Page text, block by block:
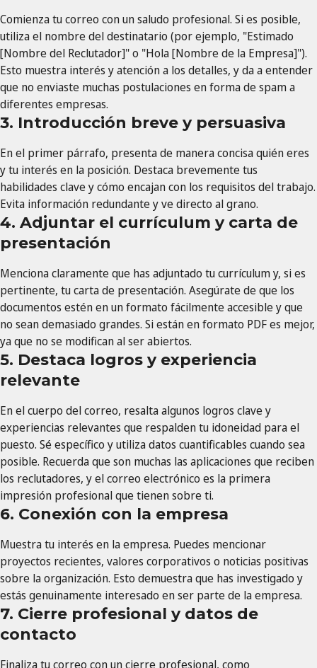
Comienza tu correo con un saludo profesional. Si es posible,
utiliza el nombre del destinatario (por ejemplo, "Estimado
[Nombre del Reclutador]" o "Hola [Nombre de la Empresa]").
Esto muestra interés y atención a los detalles, y da a entender
que no enviaste muchas postulaciones en forma de spam a
diferentes empresas.
3. Introducción breve y persuasiva
En el primer párrafo, presenta de manera concisa quién eres
y tu interés en la posición. Destaca brevemente tus
habilidades clave y cómo encajan con los requisitos del trabajo.
Evita información redundante y ve directo al grano.
4. Adjuntar el currículum y carta de
presentación
Menciona claramente que has adjuntado tu currículum y, si es
pertinente, tu carta de presentación. Asegúrate de que los
documentos estén en un formato fácilmente accesible y que
no sean demasiado grandes. Si están en formato PDF es mejor,
ya que no se modifican al ser abiertos.
5. Destaca logros y experiencia
relevante
En el cuerpo del correo, resalta algunos logros clave y
experiencias relevantes que respalden tu idoneidad para el
puesto. Sé específico y utiliza datos cuantificables cuando sea
posible. Recuerda que son muchas las aplicaciones que reciben
los reclutadores, y el correo electrónico es la primera
impresión profesional que tienen sobre ti.
6. Conexión con la empresa
Muestra tu interés en la empresa. Puedes mencionar
proyectos recientes, valores corporativos o noticias positivas
sobre la organización. Esto demuestra que has investigado y
estás genuinamente interesado en ser parte de la empresa.
7. Cierre profesional y datos de
contacto
Finaliza tu correo con un cierre profesional, como